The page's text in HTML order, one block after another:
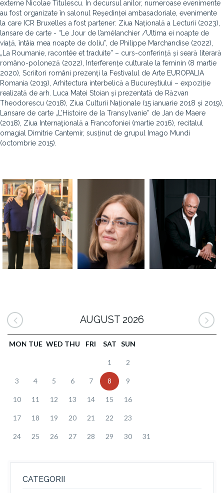
externe Nicolae Titulescu. În decursul anilor, numeroase evenimente
au fost organizate în salonul Reședinței ambasadoriale, evenimente
la care ICR Bruxelles a fost partener: Ziua Națională a Lecturii (2023),
lansare de carte - “Le Jour de l’amélanchier /Ultima ei noapte de
viață, întâia mea noapte de doliu”, de Philippe Marchandise (2022),
„La Roumanie, racontée et traduite” – curs-conferință și seară literară
româno-poloneză (2022), Interferențe culturale la feminin (8 martie
2020), Scriitori români prezenți la Festivalul de Arte EUROPALIA
Romania (2019), Arhitectura interbelică a Bucureștiului – expoziție
realizată de arh. Luca Matei Stoian și prezentată de Răzvan
Theodorescu (2018), Ziua Culturii Naționale (15 ianuarie 2018 și 2019),
Lansare de carte „L’Histoire de la Transylvanie” de Jan de Maere
(2018), Ziua Internaţională a Francofoniei (martie 2016), recitalul
omagial Dimitrie Cantemir, susținut de grupul Imago Mundi
(octombrie 2015).
AUGUST 2026
MON TUE WED THU FRI SAT SUN
1 2
3 4 5 6 7 8 9
10 11 12 13 14 15 16
17 18 19 20 21 22 23
24 25 26 27 28 29 30 31
CATEGORII